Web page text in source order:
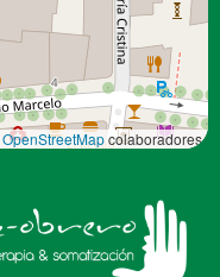
OpenStreetMapcolaboradores